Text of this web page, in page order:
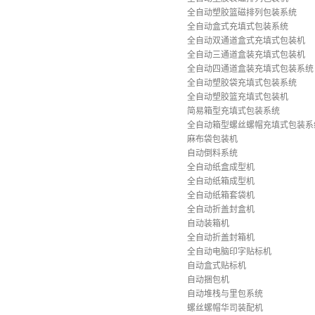
全自动塑胶篮磁排列包装系统
全自动盒式充填式包装系统
全自动双通道盒式充填式包装机
全自动三通道盒装充填式包装机
全自动四通道盒装充填式包装系统
全自动塑胶袋充填式包装系统
全自动塑胶篮充填式包装机
简易箱型充填式包装系统
全自动箱型螺丝螺帽充填式包装系
麻布袋包装机
自动倒料系统
全自动纸盒成型机
全自动纸箱成型机
全自动纸箱套袋机
全自动折盖封盒机
自动装箱机
全自动折盖封箱机
全自动电脑印字贴标机
自动盒式贴标机
自动捆包机
自动堆栈与里包系统
螺丝螺帽华司装配机